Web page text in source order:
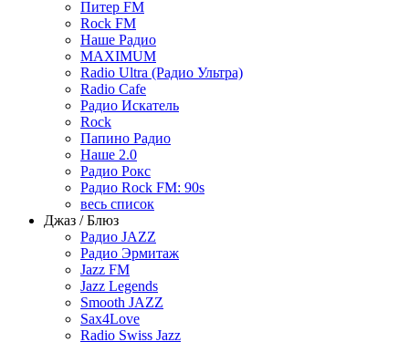
Питер FM
Rock FM
Наше Радио
MAXIMUM
Radio Ultra (Радио Ультра)
Radio Cafe
Радио Искатель
Rock
Папино Радио
Наше 2.0
Радио Рокс
Радио Rock FM: 90s
весь список
Джаз / Блюз
Радио JAZZ
Радио Эрмитаж
Jazz FM
Jazz Legends
Smooth JAZZ
Sax4Love
Radio Swiss Jazz